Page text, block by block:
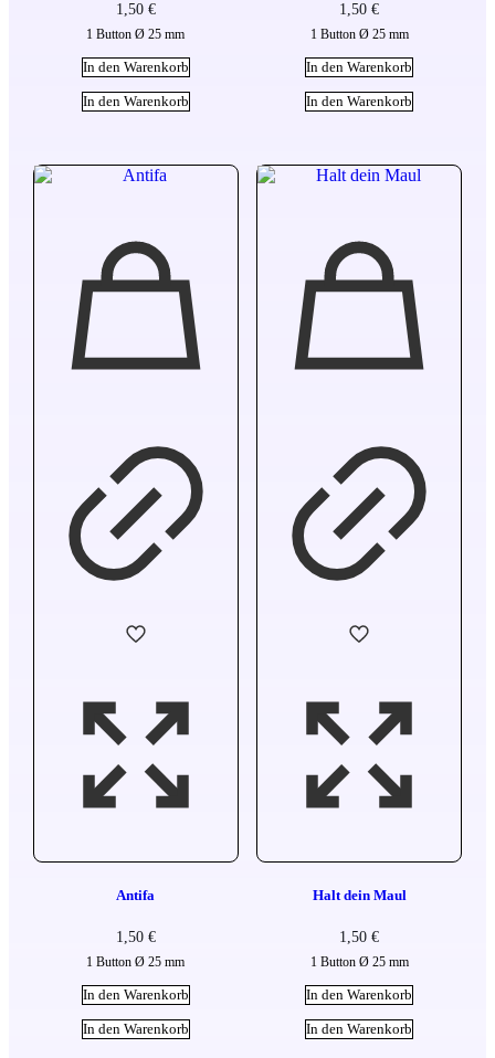
1,50 €
1 Button Ø 25 mm
In den Warenkorb
In den Warenkorb
1,50€
1 Button Ø 25 mm
In den Warenkorb
In den Warenkorb
Antifa
1,50 €
1 Button Ø 25 mm
In den Warenkorb
In den Warenkorb
Halt dein Maul
1,50€
1 Button Ø 25 mm
In den Warenkorb
In den Warenkorb